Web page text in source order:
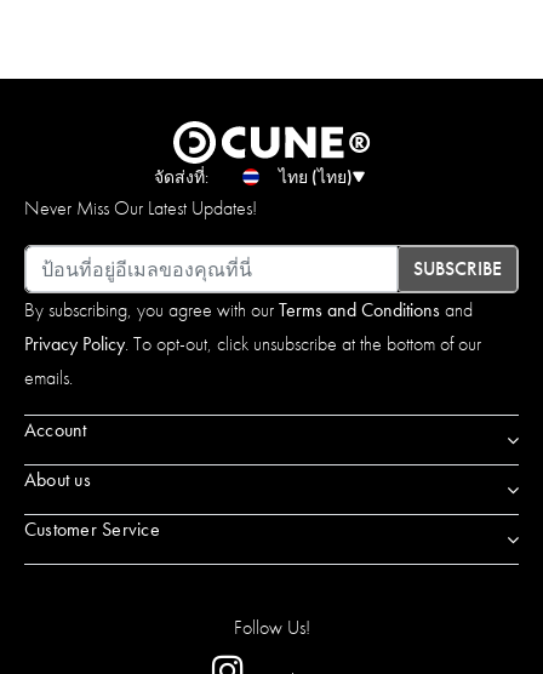
จัดส่งที่: ไทย (ไทย)
Never Miss Our Latest Updates!
อีเมล
SUBSCRIBE
By subscribing, you agree with ourTerms and Conditionsand
Privacy Policy. To opt-out, click unsubscribe at the bottom of our
emails.
Account
About us
Customer Service
Follow Us!